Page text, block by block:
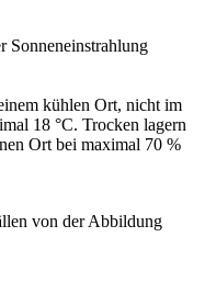
Sonneneinstrahlung
kühlen Ort, nicht im
18 °C. Trocken lagern
Ort bei maximal 70 %
von der Abbildung